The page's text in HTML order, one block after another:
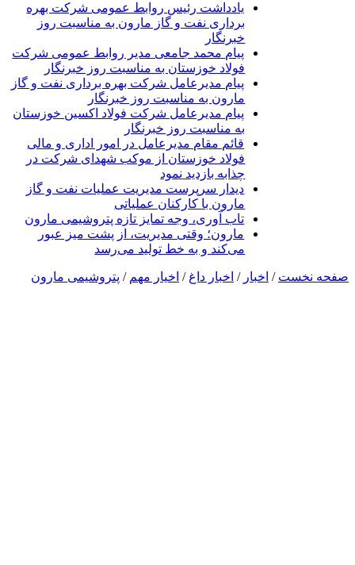
یادداشت رئیس روابط عمومی شرکت بهره
برداری نفت و گاز مارون به مناسبت روز
خبرنگار
پیام محمد جامعی مدیر روابط عمومی شرکت
فولاد خوزستان به مناسبت روز خبرنگار
پیام مدیرعامل شرکت بهره برداری نفت و گاز
مارون به مناسبت روز خبرنگار
پیام مدیرعامل شرکت فولاد اکسین خوزستان
به مناسبت روز خبرنگار
قائم مقام مدیرعامل در امور اداری و مالی
فولاد خوزستان از موکب شهدای شرکت در
چذابه بازدید نمود
دیدار سرپرست مدیریت عملیات نفت و گاز
مارون با کارکنان عملیاتی
تاب آوری، وجه تمایز تازه پتروشیمی مارون
مارون؛ وقتی مدیریت، از پشت میز عبور
می‌کند و به خط تولید می‌رسد
صفحه نخست / اخبار / اخبار داغ / اخیار مهم / پتروشیمی مارون